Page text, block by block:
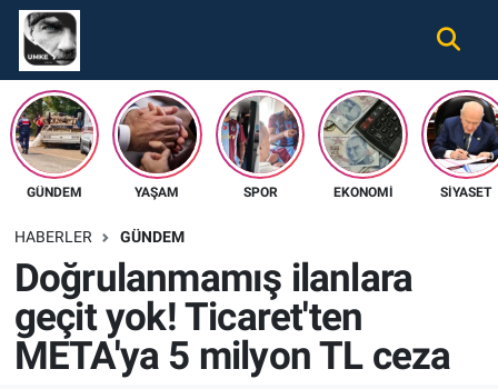
GÜNDEM YAŞAM SPOR EKONOMI SIYASET
HABERLER GÜNDEM
Doğrulanmamış ilanlara
geçit yok! Ticaret'ten
META'ya 5 milyon TL ceza
Gündem
Ekonomi
Spor
Tüm Haberler
İletişim
Nöbetçi Eczaneler
Hava Durumu
Namaz Vakitleri
Süper Lig Puan Durumu ve Fikstür
Tüm Manşetler